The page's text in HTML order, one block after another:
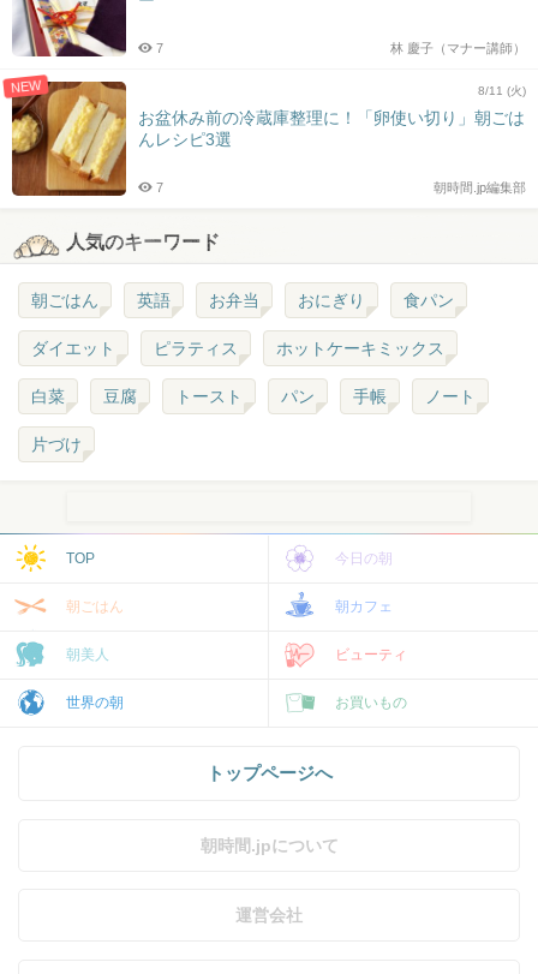
林 慶子（マナー講師）
7
NEW 8/11 (火)
お盆休み前の冷蔵庫整理に！「卵使い切り」朝ごは
んレシピ3選
朝時間.jp編集部
7
人気のキーワード
朝ごはん 英語 お弁当 おにぎり 食パン
ダイエット ピラティス ホットケーキミックス
白菜 豆腐 トースト パン 手帳 ノート
片づけ
TOP 今日の朝
朝ごはん 朝カフェ
朝美人 ビューティ
世界の朝 お買いもの
トップページへ
朝時間.jpについて
運営会社